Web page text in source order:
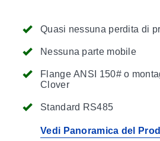
Quasi nessuna perdita di
Nessuna parte mobile
Flange ANSI 150# o
Clover
Standard RS485
Vedi Panoramica del